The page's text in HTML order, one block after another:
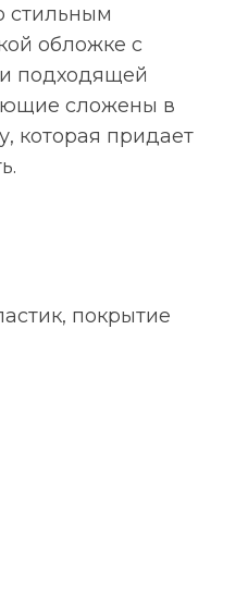
стильным
обложке с
подходящей
сложены в
которая придает
покрытие